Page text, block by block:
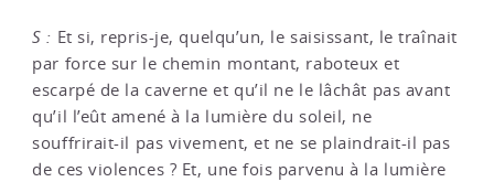
S : Et si, repris-je, quelqu’un, le saisissant, le traînait
par force sur le chemin montant, raboteux et
escarpé de la caverne et qu’il ne le lâchât pas avant
qu’il l’eût amené à la lumière du soleil, ne
souffrirait-il pas vivement, et ne se plaindrait-il pas
de ces violences ? Et, une fois parvenu à la lumière